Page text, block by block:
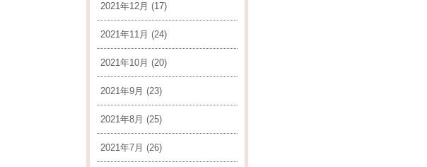
2021年12月 (17)
2021年11月 (24)
2021年10月 (20)
2021年9月 (23)
2021年8月 (25)
2021年7月 (26)